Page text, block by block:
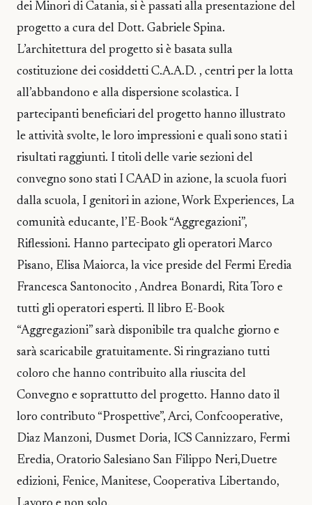
dei Minori di Catania, si è passati alla presentazione del
progetto a cura del Dott. Gabriele Spina.
L’architettura del progetto si è basata sulla
costituzione dei cosiddetti C.A.A.D. , centri per la lotta
all’abbandono e alla dispersione scolastica. I
partecipanti beneficiari del progetto hanno illustrato
le attività svolte, le loro impressioni e quali sono stati i
risultati raggiunti. I titoli delle varie sezioni del
convegno sono stati I CAAD in azione, la scuola fuori
dalla scuola, I genitori in azione, Work Experiences, La
comunità educante, l’E-Book “Aggregazioni”,
Riflessioni. Hanno partecipato gli operatori Marco
Pisano, Elisa Maiorca, la vice preside del Fermi Eredia
Francesca Santonocito , Andrea Bonardi, Rita Toro e
tutti gli operatori esperti. Il libro E-Book
“Aggregazioni” sarà disponibile tra qualche giorno e
sarà scaricabile gratuitamente. Si ringraziano tutti
coloro che hanno contribuito alla riuscita del
Convegno e soprattutto del progetto. Hanno dato il
loro contributo “Prospettive”, Arci, Confcooperative,
Diaz Manzoni, Dusmet Doria, ICS Cannizzaro, Fermi
Eredia, Oratorio Salesiano San Filippo Neri,Duetre
edizioni, Fenice, Manitese, Cooperativa Libertando,